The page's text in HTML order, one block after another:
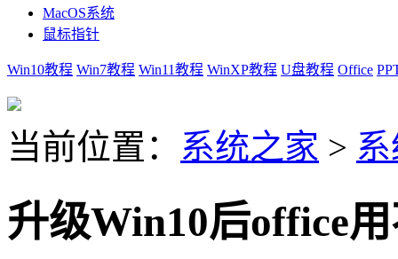
MacOS系统
鼠标指针
Win10教程 Win7教程 Win11教程 WinXP教程 U盘教程 Office
当前位置： 系统之家 >
升级Win10后office